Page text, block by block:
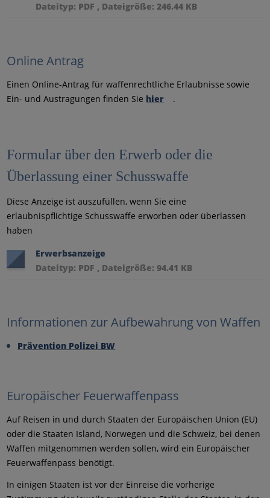
Dateityp: PDF , Dateigröße: 246.44 KB
Online Antrag
Einen Online-Antrag für waffenrechtliche Erlaubnisse sowie
Ein- und Austragungen finden Sie hier .
Formular über den Erwerb oder die
Überlassung einer Schusswaffe
Diese Anzeige ist auszufüllen, wenn Sie eine
erlaubnispflichtige Schusswaffe erworben oder überlassen
haben
Erwerbsanzeige
Dateityp: PDF , Dateigröße: 94.41 KB
Informationen zur Aufbewahrung von Waffen
Prävention Polizei BW
Europäischer Feuerwaffenpass
Auf Reisen in und durch Staaten der Europäischen Union (EU)
oder die Staaten Island, Norwegen und die Schweiz, bei denen
Waffen mitgenommen werden sollen, wird ein Europäischer
Feuerwaffenpass benötigt.
In einigen Staaten ist vor der Einreise die vorherige